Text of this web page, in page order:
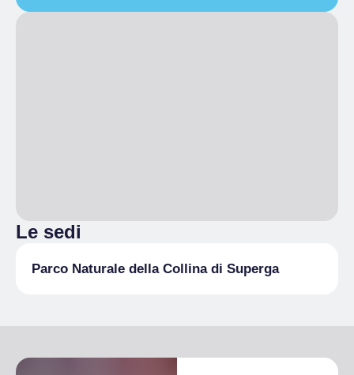
Le sedi
Parco Naturale della Collina di Superga